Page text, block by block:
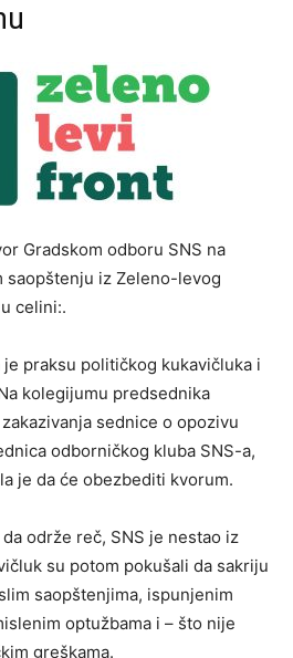
Gradskom odboru SNS na
saopštenju iz Zeleno-levog
celini:.
je praksu političkog kukavičluka i
kolegijumu predsednika
sednice o opozivu
odborničkog kluba SNS-a,
je da će obezbediti kvorum.
održe reč, SNS je nestao iz
su potom pokušali da sakriju
saopštenjima, ispunjenim
optužbama i – što nije
greškama.